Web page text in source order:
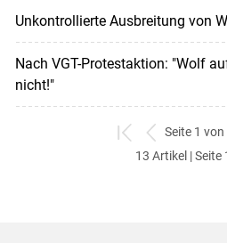
Unkontrollierte Ausbreitung von
Nach VGT-Protestaktion: "Wolf
nicht!"
zum
ersten
zurück
zum
Seite 1 von
13 Artikel | Seite